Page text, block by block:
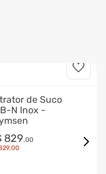
de Suco
N Inox -
829,00
,00